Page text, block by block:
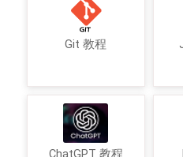
Git 教程